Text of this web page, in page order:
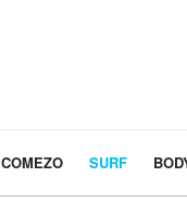
COMEZO SURF